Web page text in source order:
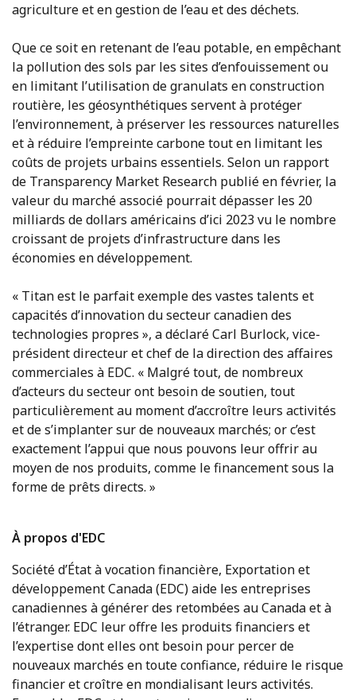
agriculture et en gestion de l’eau et des déchets.
Que ce soit en retenant de l’eau potable, en empêchant
la pollution des sols par les sites d’enfouissement ou
en limitant l’utilisation de granulats en construction
routière, les géosynthétiques servent à protéger
l’environnement, à préserver les ressources naturelles
et à réduire l’empreinte carbone tout en limitant les
coûts de projets urbains essentiels. Selon un rapport
de Transparency Market Research publié en février, la
valeur du marché associé pourrait dépasser les 20
milliards de dollars américains d’ici 2023 vu le nombre
croissant de projets d’infrastructure dans les
économies en développement.
« Titan est le parfait exemple des vastes talents et
capacités d’innovation du secteur canadien des
technologies propres », a déclaré Carl Burlock, vice-
président directeur et chef de la direction des affaires
commerciales à EDC. « Malgré tout, de nombreux
d’acteurs du secteur ont besoin de soutien, tout
particulièrement au moment d’accroître leurs activités
et de s’implanter sur de nouveaux marchés; or c’est
exactement l’appui que nous pouvons leur offrir au
moyen de nos produits, comme le financement sous la
forme de prêts directs. »
À propos d'EDC
Société d’État à vocation financière, Exportation et
développement Canada (EDC) aide les entreprises
canadiennes à générer des retombées au Canada et à
l’étranger. EDC leur offre les produits financiers et
l’expertise dont elles ont besoin pour percer de
nouveaux marchés en toute confiance, réduire le risque
financier et croître en mondialisant leurs activités.